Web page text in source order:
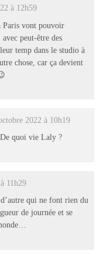
à 12h59
Paris vont pouvoir
peut-être des
temp dans le studio à
chose, car ça devient
2022 à 10h19
quoi vie Laly ?
11h29
qui ne font rien du
de journée et se